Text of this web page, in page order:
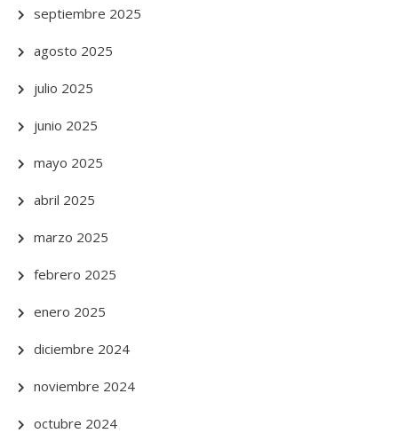
septiembre 2025
agosto 2025
julio 2025
junio 2025
mayo 2025
abril 2025
marzo 2025
febrero 2025
enero 2025
diciembre 2024
noviembre 2024
octubre 2024